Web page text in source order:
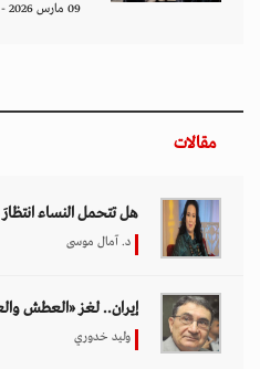
09 مارس 2026 - 14:09
مقالات
هل تتحمل النساء انتظارَ 286 عاماً؟
د. آمال موسى
إيران.. لغز «العطش
وليد خدوري